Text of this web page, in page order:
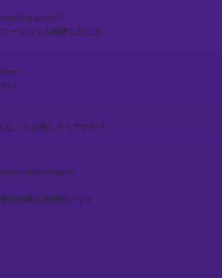
similar?
ーションを経験したこと
い。
ことが難しそうですか？
technology to
対効果と技術的メリッ